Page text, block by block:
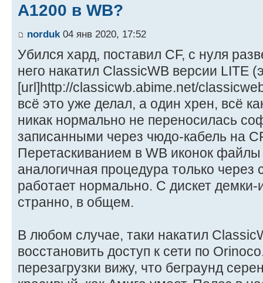
A1200 в WB?
norduk 04 янв 2020, 17:52
Убился хард, поставил CF, с нуля
него накатил ClassicWB версии LITE
[url]http://classicwb.abime.net/
всё это уже делал, а один хрен, всё
никак нормально не переносилась
записанными через чюдо-кабель на
Перетаскиванием в WB иконок
аналогичная процедура только через
работает нормально. С дискет демки-
странно, в общем.
В любом случае, таки накатил
восстановить доступ к сети по
перезагрузки вижу, что беграунд